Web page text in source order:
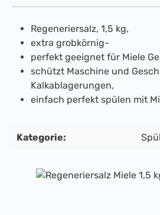
Bildergalerie überspringen
Regeneriersalz, 1,5 kg,
extra grobkörnig-
perfekt geeignet für Miele
schützt Maschine und
Kalkablagerungen,
einfach perfekt spülen mit
Kategorie: